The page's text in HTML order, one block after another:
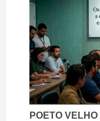
POETO VELHO